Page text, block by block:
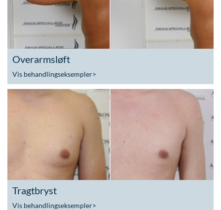
Overarmsløft
Vis behandlingseksempler>
Tragtbryst
Vis behandlingseksempler>